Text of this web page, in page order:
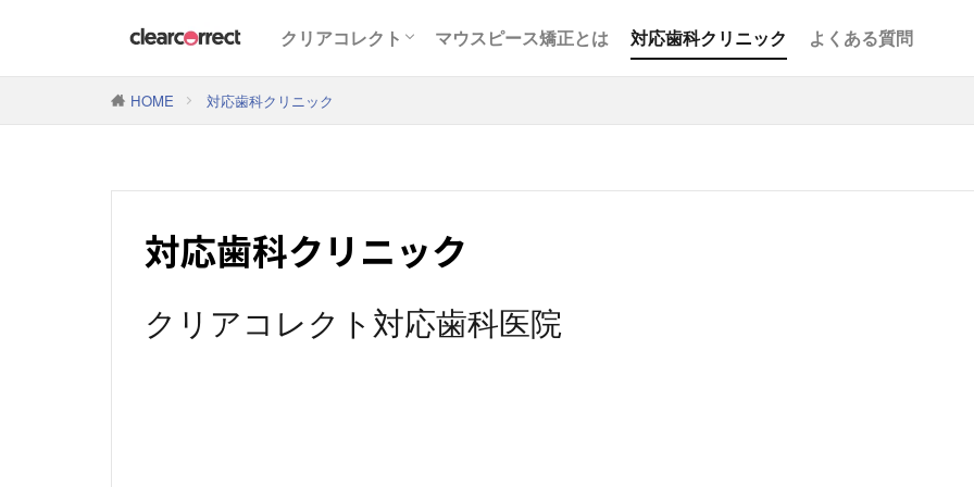
クリアコレクト
マウスピース矯正とは 対応歯科クリニック よくある質問
HOME 対応歯科クリニック
対応歯科クリニック
クリアコレクト対応歯科医院